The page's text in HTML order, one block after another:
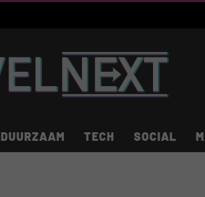
DUURZAAM TECH SOCIAL